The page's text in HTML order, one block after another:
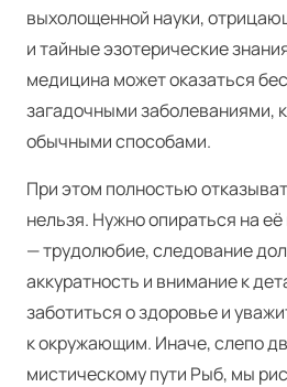
выхолощенной науки,
и тайные эзотерические
медицина может оказаться
загадочными заболеваниями,
обычными способами.
При этом полностью
нельзя. Нужно опираться на
— трудолюбие, следование
аккуратность и внимание к
заботиться о здоровье и
к окружающим. Иначе, слепо
мистическому пути Рыб, мы